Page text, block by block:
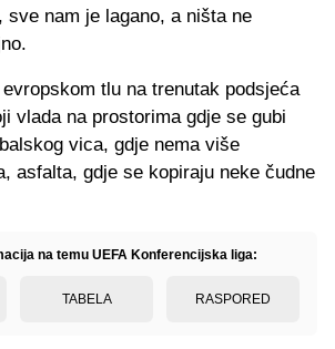
sve nam je lagano, a ništa ne
tlu na trenutak podsjeća
vlada na prostorima gdje se gubi
vica, gdje nema više
asfalta, gdje se kopiraju neke čudne
na temu UEFA Konferencijska liga:
TABELA RASPORED